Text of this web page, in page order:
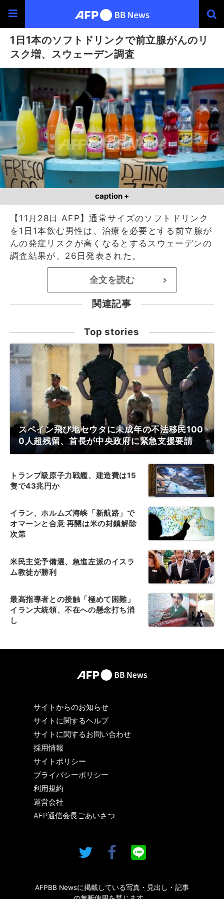
1日1本のソフトドリンクで前立腺がんのリ
スク増、スウェーデン調査
caption +
【11月28日 AFP】通常サイズのソフトドリンク
を1日1本飲む男性は、治療を必要とする前立腺が
んの発症リスクが高くなるとするスウェーデンの
調査結果が、26日発表された。
全文を読む >
関連記事
Top stories
スペイン飛び地セウタに未成年の不法移民100
0人超残留、首長が中央政府に緊急支援要請
トランプ級原子力戦艦、建造費は15
隻で43兆円か
イラン、ホルムズ海峡「新航路」で
オマーンと合意 再開は米の封鎖解除
次第
米民主党予備選、急進左派のイスラ
ム教徒が勝利
最高指導者との接触「極めて困難」
イラン大統領、不在への懸念打ち消
し
サイトからのお知らせ
サイトに関するヘルプ
サイトに関するお問い合わせ
採用情報
サイトポリシー
プライバシーポリシー
利用規約
運営会社
AFP通信会長ごあいさつ
AFPBB Newsに掲載している写真・見出し・記事